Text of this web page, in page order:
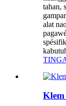
tahan,
alat
Klem